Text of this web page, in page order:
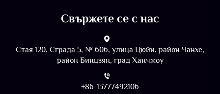
Свържете се с нас
Стая 120, Сграда 5, № 606, улица Цюйи, район Чанхе,
район Бинцзян, град Ханчжоу
+86-13777492106